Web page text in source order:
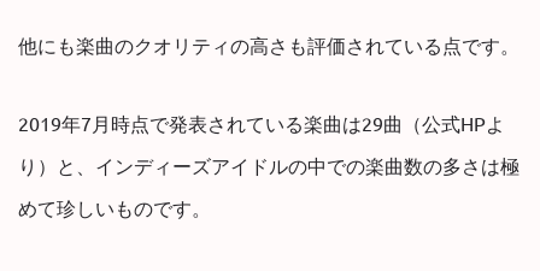
他にも楽曲のクオリティの高さも評価されている点です。
2019年7月時点で発表されている楽曲は29曲（公式HPよ
り）と、インディーズアイドルの中での楽曲数の多さは極
めて珍しいものです。